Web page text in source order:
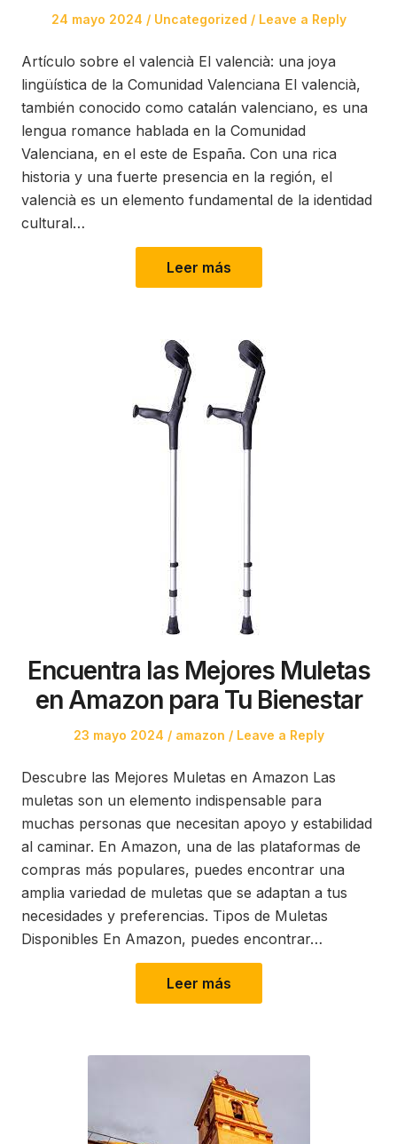
Posted
24 mayo 2024
Posted
Uncategorized Leave a Reply
Artículo sobre el valencià El valencià: una joya
lingüística de la Comunidad Valenciana El valencià,
también conocido como catalán valenciano, es una
lengua romance hablada en la Comunidad
Valenciana, en el este de España. Con una rica
historia y una fuerte presencia en la región, el
valencià es un elemento fundamental de la identidad
cultural…
Leer más
Encuentra las Mejores Muletas
en Amazon para Tu Bienestar
Posted
23 mayo 2024
Posted
amazon Leave a Reply
Descubre las Mejores Muletas en Amazon Las
muletas son un elemento indispensable para
muchas personas que necesitan apoyo y estabilidad
al caminar. En Amazon, una de las plataformas de
compras más populares, puedes encontrar una
amplia variedad de muletas que se adaptan a tus
necesidades y preferencias. Tipos de Muletas
Disponibles En Amazon, puedes encontrar…
Leer más